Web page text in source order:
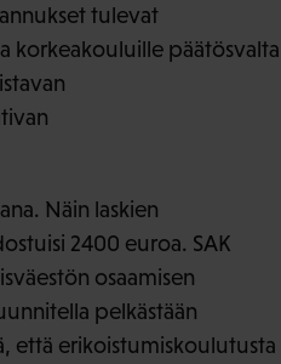
tulevat
korkeakouluille päätösvalta
Näin laskien
2400 euroa. SAK
osaamisen
pelkästään
että erikoistumiskoulutusta